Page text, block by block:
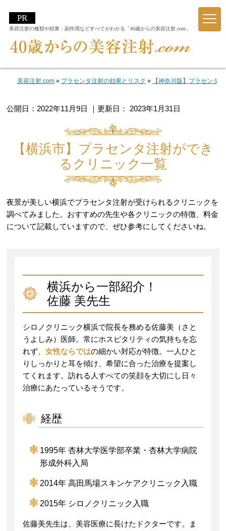
美容注射の種類や効果・副作用などすべてがわかる「40歳からの美容注射.com」
美容注射.com» プラセンタ注射の効果とリスク » 【神奈川版】プラセンタ
公開日： 2022年11月9日 ｜更新日： 2023年1月31日
【横浜市】プラセンタ注射ができ
るクリニック一覧
夜景が美しい横浜でプラセンタ注射が受けられるクリニックを
調べてみました。おすすめの先生や各クリニックの特徴、料金
について記載していますので、ぜひ参考にしてくださいね。
横浜から一部紹介！
佐藤 美先生
シロノクリニック横浜で院長を務める佐藤美（さと
うよしみ）医師。常にホスピタリティの気持ちを忘
れず、 女性ならではの細かい対応が特徴。一人ひと
りしっかりと耳を傾け、希望に合った治療を提案し
てくれます。訪れる人すべての笑顔を大切にし日々
治療にあたっているそうです。
経歴
1995年 杏林大学医学部卒業・杏林大学病院
形成外科入局
2014年 高田馬場スキンケアクリニック入職
2015年 シロノクリニック入職
佐藤美先生は、美容医療に長けたドクターです。ま